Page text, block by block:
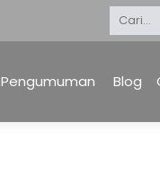
Selamat
Pengumuman Blog